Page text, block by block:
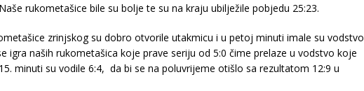
rukometašice bile su bolje te su na kraju ubilježile pobjedu 25:23.
zrinjskog su dobro otvorile utakmicu i u petoj minuti imale su vodstvo
igra naših rukometašica koje prave seriju od 5:0 čime prelaze u vodstvo koje
minuti su vodile 6:4, da bi se na poluvrijeme otišlo sa rezultatom 12:9 u